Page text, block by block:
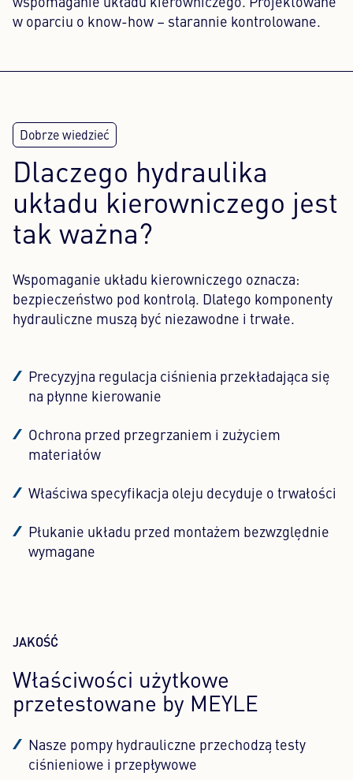
wspomaganie układu kierowniczego. Projektowane
w oparciu o know-how – starannie kontrolowane.
Dlaczego hydraulika
układu kierowniczego jest
tak ważna?
Wspomaganie układu kierowniczego oznacza:
bezpieczeństwo pod kontrolą. Dlatego komponenty
hydrauliczne muszą być niezawodne i trwałe.
Precyzyjna regulacja ciśnienia przekładająca się
na płynne kierowanie
Ochrona przed przegrzaniem i zużyciem
materiałów
Właściwa specyfikacja oleju decyduje o trwałości
Płukanie układu przed montażem bezwzględnie
wymagane
JAKOŚĆ
Właściwości użytkowe
przetestowane by MEYLE
Nasze pompy hydrauliczne przechodzą testy
ciśnieniowe i przepływowe